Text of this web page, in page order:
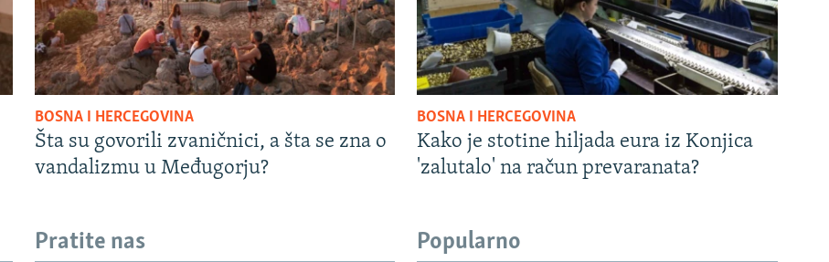
BOSNA I HERCEGOVINA
Šta su govorili zvaničnici, a šta se zna o
vandalizmu u Međugorju?
BOSNA I HERCEGOVINA
Kako je stotine hiljada eura iz Konjica
'zalutalo' na račun prevaranata?
Pratite nas Popularno